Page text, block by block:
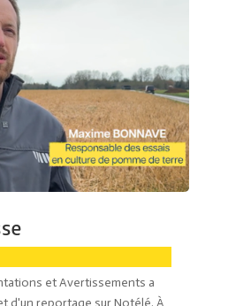
et Avertissements a
d'un reportage sur Notélé. À